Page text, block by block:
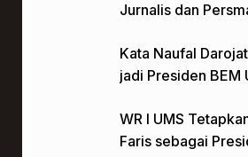
Jurnalis dan
Kata Naufal
jadi Presiden BEM
WR I UMS
Faris sebagai